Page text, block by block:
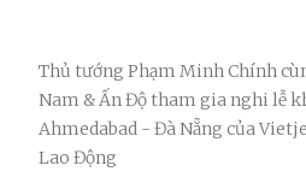
Thủ tướng Phạm Minh Chính
Nam & Ấn Độ tham gia nghi lễ
Ahmedabad - Đà Nẵng của
Lao Động